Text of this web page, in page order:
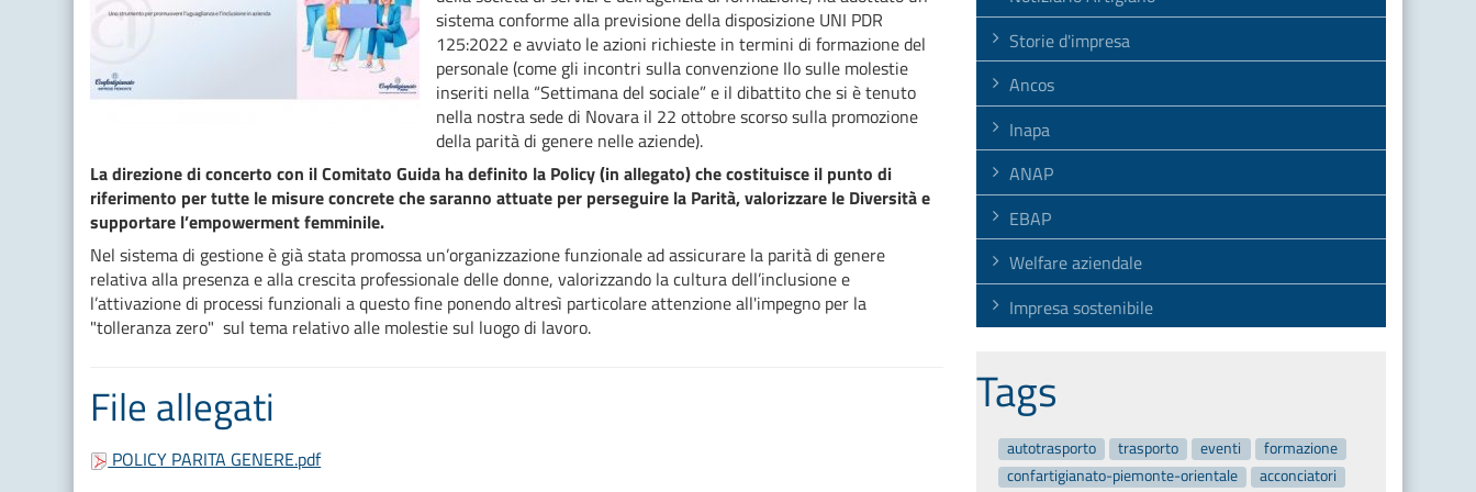
sistema conforme alla previsione della disposizione UNI PDR
125:2022 e avviato le azioni richieste in termini di formazione del
personale (come gli incontri sulla convenzione Ilo sulle molestie
inseriti nella “Settimana del sociale” e il dibattito che si è tenuto
nella nostra sede di Novara il 22 ottobre scorso sulla promozione
della parità di genere nelle aziende).
La direzione di concerto con il Comitato Guida ha definito la Policy (in allegato) che costituisce il punto di
riferimento per tutte le misure concrete che saranno attuate per perseguire la Parità, valorizzare le Diversità e
supportare l’empowerment femminile.
Nel sistema di gestione è già stata promossa un’organizzazione funzionale ad assicurare la parità di genere
relativa alla presenza e alla crescita professionale delle donne, valorizzando la cultura dell’inclusione e
l’attivazione di processi funzionali a questo fine ponendo altresì particolare attenzione all'impegno per la
"tolleranza zero" sul tema relativo alle molestie sul luogo di lavoro.
File allegati
POLICY PARITA GENERE.pdf
Storie d'impresa
Ancos
Inapa
ANAP
EBAP
Welfare aziendale
Impresa sostenibile
Tags
autotrasporto trasporto eventi
formazione
confartigianato-piemonte-orientale
acconciatori